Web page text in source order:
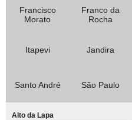
Francisco
Morato
Franco da
Rocha
Itapevi Jandira
Santo André São Paulo
Alto da Lapa